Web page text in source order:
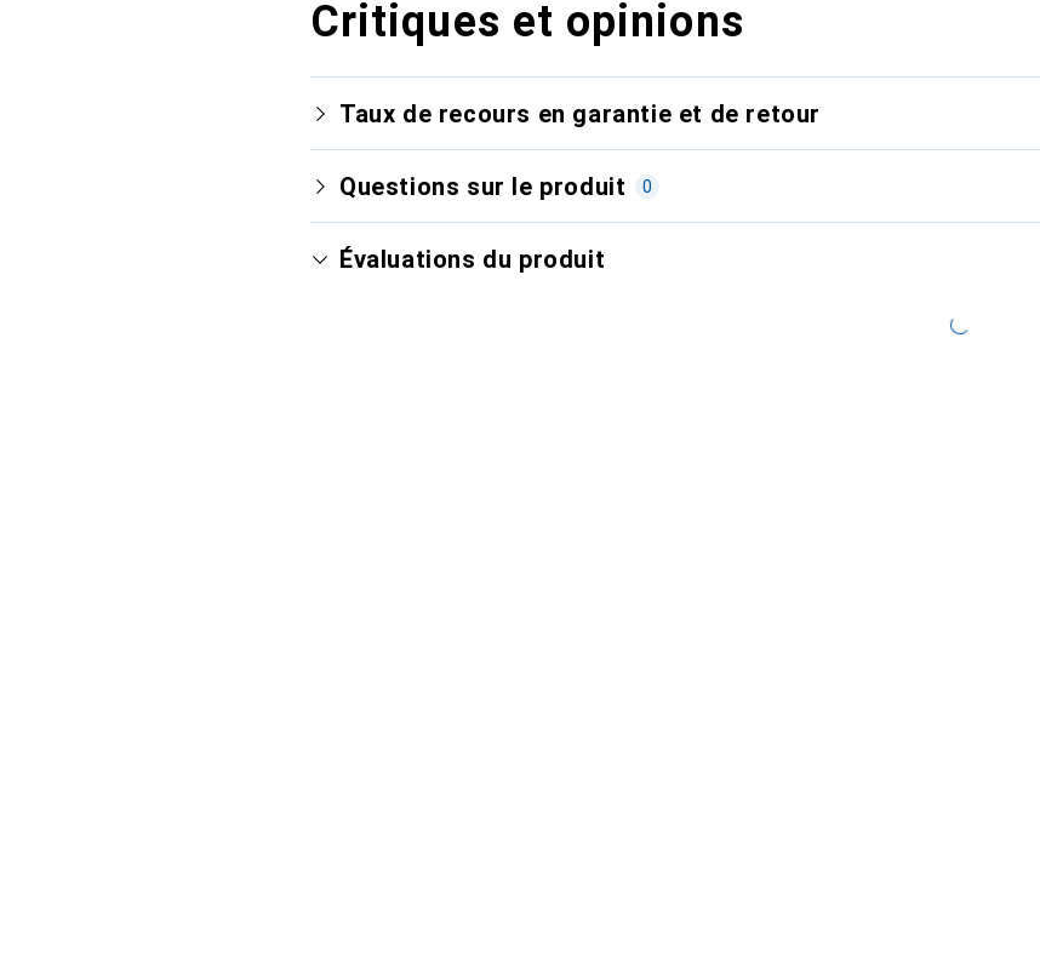
Critiques et opinions
Taux de recours en garantie et de retour
Questions sur le produit 0
Évaluations du produit